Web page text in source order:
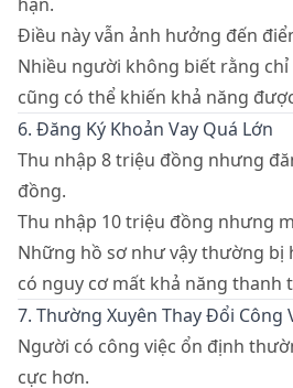
Điều này vẫn ảnh hưởng đến
Nhiều người không biết rằng
cũng có thể khiến khả năng
6. Đăng Ký Khoản Vay Quá Lớn
Thu nhập 8 triệu đồng nhưng
đồng.
Thu nhập 10 triệu đồng nhưng
Những hồ sơ như vậy thường bị
có nguy cơ mất khả năng
7. Thường Xuyên Thay Đổi Công
Người có công việc ổn định
cực hơn.